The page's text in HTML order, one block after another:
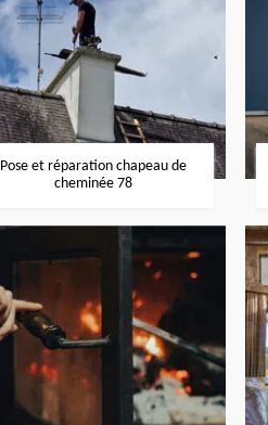
Pose et réparation chapeau de
cheminée 78